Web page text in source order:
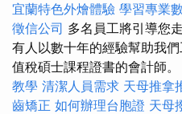
宜蘭特色外燴體驗 學習專業
徵信公司 多名員工將引導您
有人以數十年的經驗幫助我
值稅碩士課程證書的會計師。
教學 清潔人員需求 天母推拿
齒矯正 如何辦理台胞證 天母